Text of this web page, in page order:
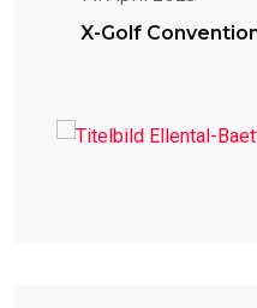
X-Golf